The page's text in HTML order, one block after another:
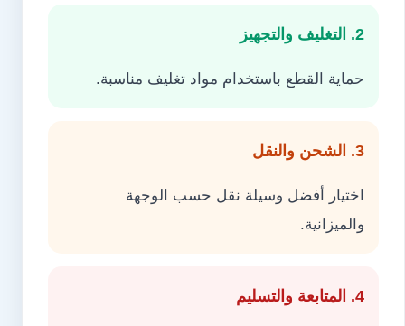
2. التغليف والتجهيز
حماية القطع باستخدام مواد تغليف مناسبة.
3. الشحن والنقل
اختيار أفضل وسيلة نقل حسب الوجهة
والميزانية.
4. المتابعة والتسليم